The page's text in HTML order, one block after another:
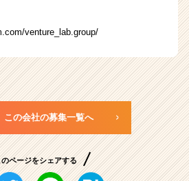
venture_lab.group/
この会社の募集一覧へ
のページをシェアする